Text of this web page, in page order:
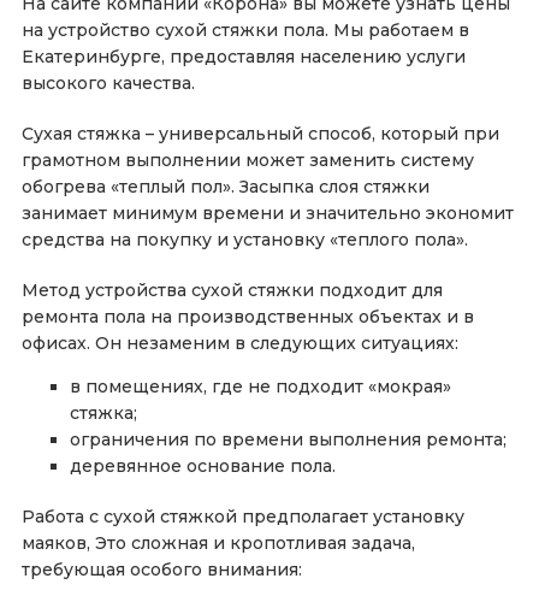
на устройство сухой стяжки пола. Мы работаем в
Екатеринбурге, предоставляя населению услуги
высокого качества.
Сухая стяжка – универсальный способ, который при
грамотном выполнении может заменить систему
обогрева «теплый пол». Засыпка слоя стяжки
занимает минимум времени и значительно экономит
средства на покупку и установку «теплого пола».
Метод устройства сухой стяжки подходит для
ремонта пола на производственных объектах и в
офисах. Он незаменим в следующих ситуациях:
в помещениях, где не подходит «мокрая»
стяжка;
ограничения по времени выполнения ремонта;
деревянное основание пола.
Работа с сухой стяжкой предполагает установку
маяков, Это сложная и кропотливая задача,
требующая особого внимания: